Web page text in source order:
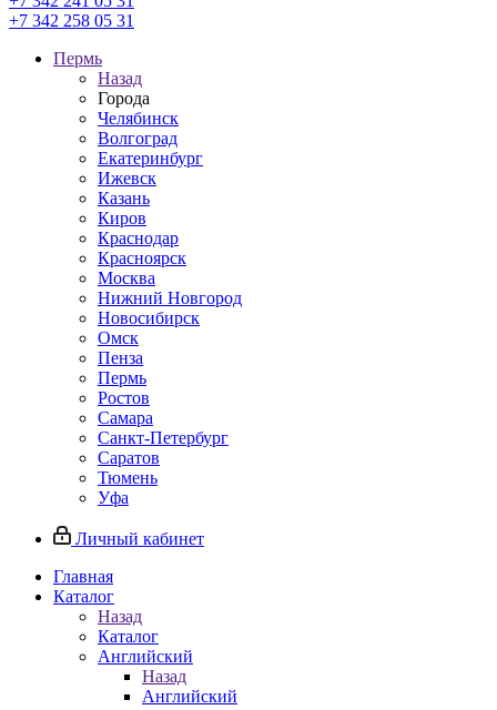
+7 342 258 05 31
Пермь
Назад
Города
Челябинск
Волгоград
Екатеринбург
Ижевск
Казань
Киров
Краснодар
Красноярск
Москва
Нижний Новгород
Новосибирск
Омск
Пенза
Пермь
Ростов
Самара
Санкт-Петербург
Саратов
Тюмень
Уфа
Личный кабинет
Главная
Каталог
Назад
Каталог
Английский
Назад
Английский